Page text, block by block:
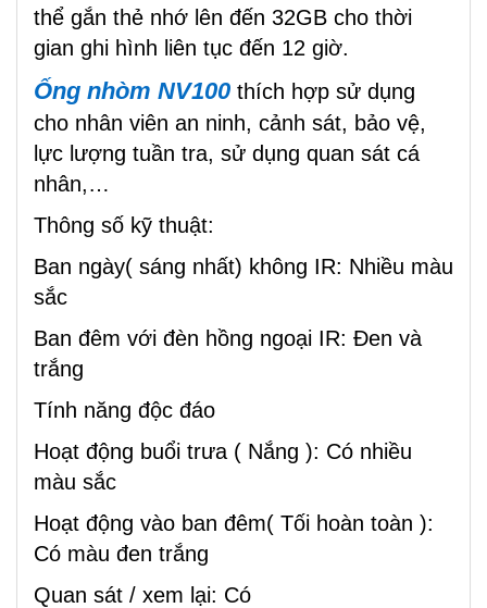
thể gắn thẻ nhớ lên đến 32GB cho thời
gian ghi hình liên tục đến 12 giờ.
Ống nhòm NV100 thích hợp sử dụng
cho nhân viên an ninh, cảnh sát, bảo vệ,
lực lượng tuần tra, sử dụng quan sát cá
nhân,…
Thông số kỹ thuật:
Ban ngày( sáng nhất) không IR: Nhiều màu
sắc
Ban đêm với đèn hồng ngoại IR: Đen và
trắng
Tính năng độc đáo
Hoạt động buổi trưa ( Nắng ): Có nhiều
màu sắc
Hoạt động vào ban đêm( Tối hoàn toàn ):
Có màu đen trắng
Quan sát / xem lại: Có